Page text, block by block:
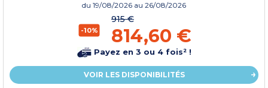
du 19/08/2026 au 26/08/2026
-10%
915 €
814,60 €
Payez en 3 ou 4 fois² !
VOIR LES DISPONIBILITÉS